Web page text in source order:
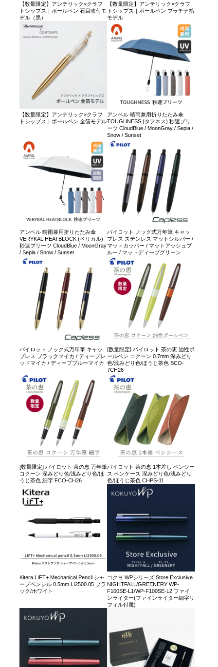
【数量限定】アンテリック×クラフ
トシップス｜ボールペン 石目吹付モ
デル（黒）
【数量限定】アンテリック×クラフ
トシップス｜ボールペン プラチナ箔
モデル
【数量限定】アンテリック×クラフ
トシップス｜ボールペン 金箔モデル
アンベル 晴雨兼用折りたたみ傘
TOUGHNESS (タフネス) 秒速プリ
ーツ CloudBlue / MoonGray / Sepia /
Snow / Sunset
アンベル 晴雨兼用折りたたみ傘
VERYKAL HEATBLOCK (ベリカル)
秒速プリーツ CloudBlue / MoonGray
/ Sepia / Snow / Sunset
パイロット ノック式万年筆 キャッ
プレス ステンレス マットシルバー /
マットカッパー / マットアッシュブ
ルー / マットディープグリーン
パイロット ノック式万年筆 キャッ
プレス ブラックマイカ / ディープレ
ッドマイカ / ディープブルーマイカ
[数量限定] パイロット 茶の恵 油性ボ
ールペン コクーン 0.7mm 深みどり
色/浅みどり色/ほうじ茶色 BCO-
7CH26
[数量限定] パイロット 茶の恵 万年筆
コクーン 深みどり色/浅みどり色/ほ
うじ茶色 細字 FCO-CH26
パイロット 茶の恵 1本差し ペンシー
ス ペンケース 深みどり色/浅みどり
色/ほうじ茶色 CHPS-11
Kitera LIFT+ Mechanical Pencil シャ
ープペンシル 0.5mm LI2500.05 ブラ
ック/ホワイト
コクヨ WPシリーズ Store Exclusive
NIGHTFALL/GREENERY WP-
F100SE-L1/WP-F100SE-L2 ファイ
ンライター(ファインライター細字リ
フィル付属)